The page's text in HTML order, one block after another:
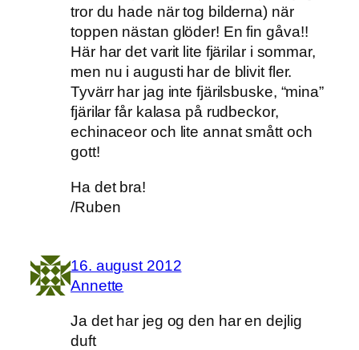
tror du hade när tog bilderna) när
toppen nästan glöder! En fin gåva!!
Här har det varit lite fjärilar i sommar,
men nu i augusti har de blivit fler.
Tyvärr har jag inte fjärilsbuske, “mina”
fjärilar får kalasa på rudbeckor,
echinaceor och lite annat smått och
gott!
Ha det bra!
/Ruben
16. august 2012
Annette
Ja det har jeg og den har en dejlig
duft